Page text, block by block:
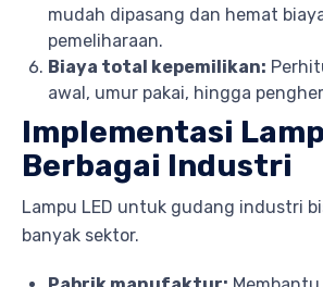
mudah dipasang dan hemat
pemeliharaan.
Biaya total kepemilikan:
awal, umur pakai, hingga
Implementasi
Berbagai Industri
Lampu LED untuk gudang industri
banyak sektor.